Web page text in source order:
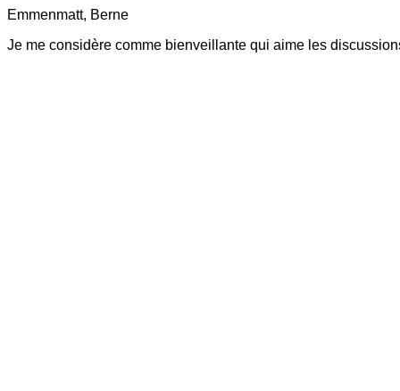
Emmenmatt, Berne
Je me considère comme bienveillante qui aime les